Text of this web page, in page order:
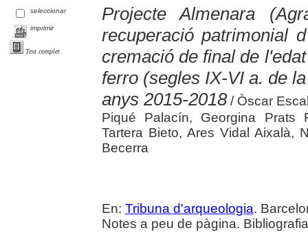
seleccionar
imprimir
Text complet
Projecte Almenara
recuperació patrimonial
cremació de final de
ferro (segles IX-VI a. de
anys 2015-2018/ Òscar
Piqué Palacín, Georgina Prats
Tartera Bieto, Ares Vidal Aixalà,
Becerra
En: Tribuna d'arqueologia.
Notes a peu de pàgina.